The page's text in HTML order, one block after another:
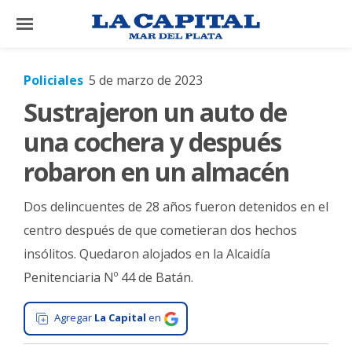
×
El
Mundo
La
Zona
Cultura
Tecnología
Gastronomía
Salud
Policiales 5 de marzo de 2023
Sustrajeron un auto de
una cochera y después
robaron en un almacén
Dos delincuentes de 28 años fueron detenidos en el
centro después de que cometieran dos hechos
insólitos. Quedaron alojados en la Alcaidía
Penitenciaria Nº 44 de Batán.
Agregar La Capital en